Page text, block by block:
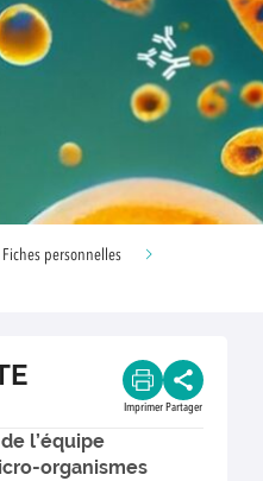
Fiches personnelles
Imprimer Partager
l’équipe
organismes